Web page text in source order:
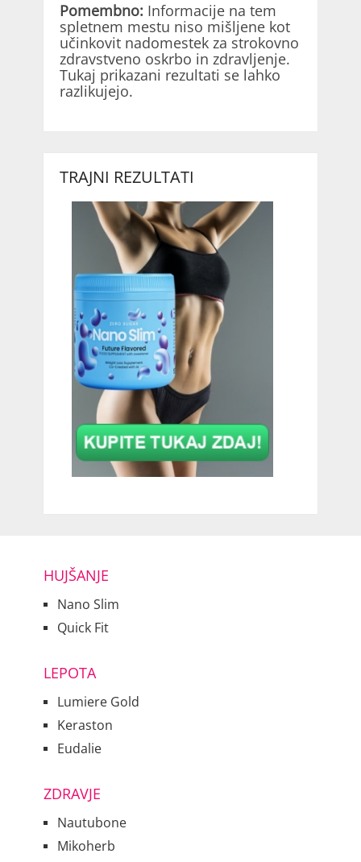
Pomembno: Informacije na tem
spletnem mestu niso mišljene kot
učinkovit nadomestek za strokovno
zdravstveno oskrbo in zdravljenje.
Tukaj prikazani rezultati se lahko
razlikujejo.
TRAJNI REZULTATI
HUJŠANJE
Nano Slim
Quick Fit
LEPOTA
Lumiere Gold
Keraston
Eudalie
ZDRAVJE
Nautubone
Mikoherb